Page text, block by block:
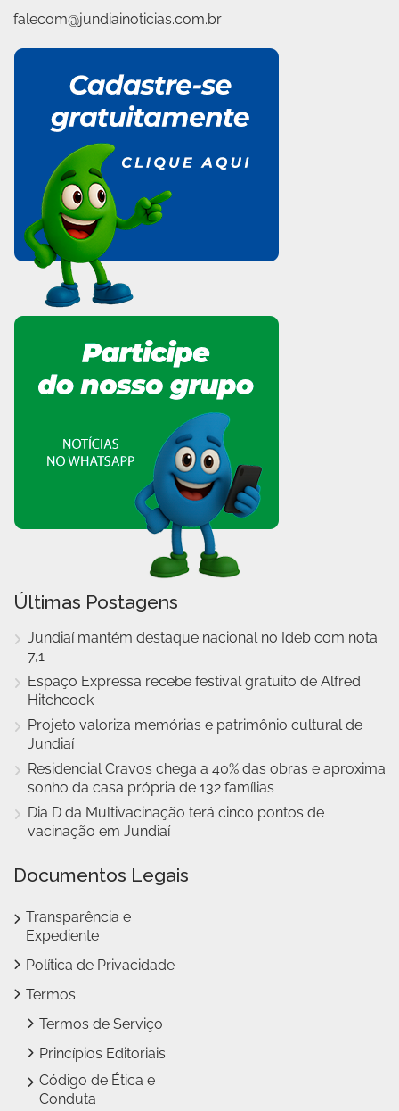
falecom@jundiainoticias.com.br
Últimas Postagens
Jundiaí mantém destaque nacional no Ideb com nota
7,1
Espaço Expressa recebe festival gratuito de Alfred
Hitchcock
Projeto valoriza memórias e patrimônio cultural de
Jundiaí
Residencial Cravos chega a 40% das obras e aproxima
sonho da casa própria de 132 famílias
Dia D da Multivacinação terá cinco pontos de
vacinação em Jundiaí
Documentos Legais
Transparência e
Expediente
Política de Privacidade
Termos
Termos de Serviço
Princípios Editoriais
Código de Ética e
Conduta